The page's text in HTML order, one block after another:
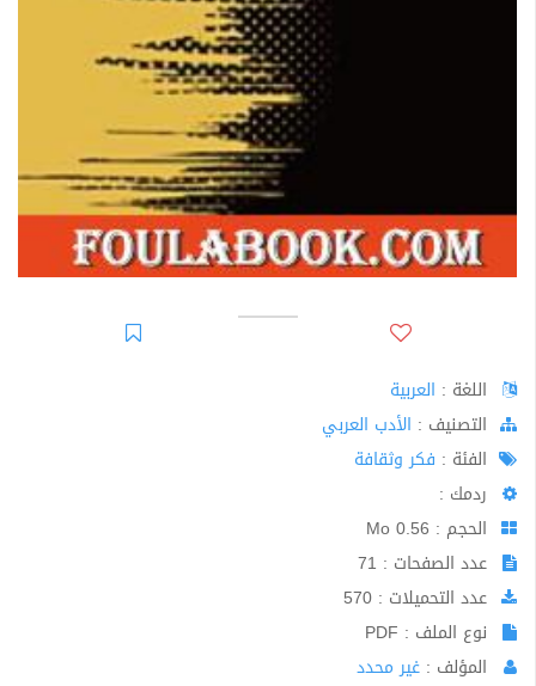
اللغة : العربية
اﻟﺘﺼﻨﻴﻒ : الأدب العربي
الفئة : فكر وثقافة
ردمك :
الحجم : 0.56 Mo
عدد الصفحات : 71
عدد التحميلات : 570
نوع الملف : PDF
المؤلف : غير محدد